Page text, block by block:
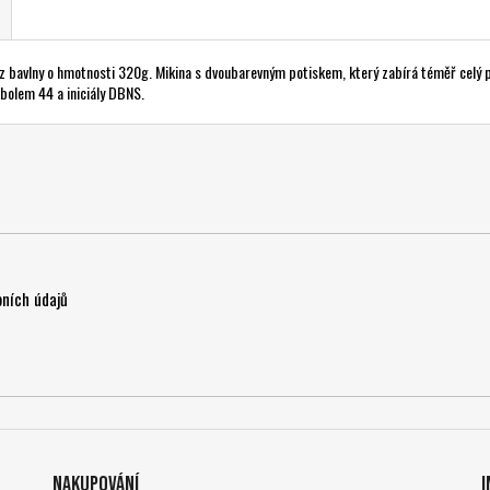
o hmotnosti 320g. Mikina s dvoubarevným potiskem, který zabírá téměř
44 a iniciály DBNS.
údajů
Nakupování